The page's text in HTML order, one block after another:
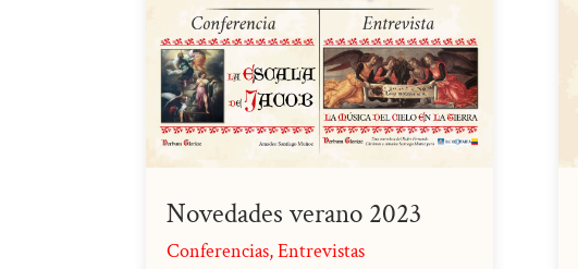
Novedades verano 2023
Conferencias,Entrevistas